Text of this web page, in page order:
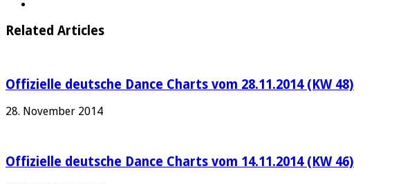
Related Articles
Offizielle deutsche Dance Charts vom 28.11.2014 (KW 48)
28. November 2014
Offizielle deutsche Dance Charts vom 14.11.2014 (KW 46)